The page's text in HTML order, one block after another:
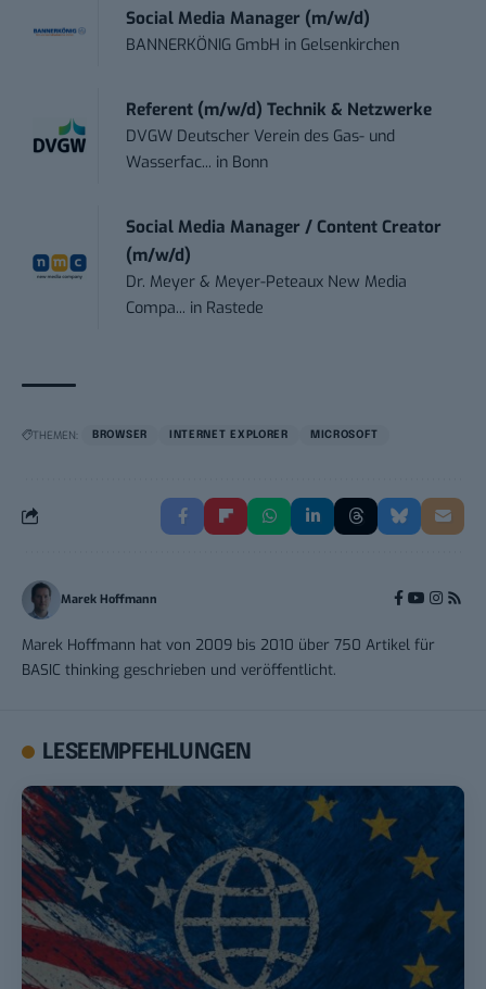
Social Media Manager (m/w/d)
BANNERKÖNIG GmbH in Gelsenkirchen
Referent (m/w/d) Technik & Netzwerke
DVGW Deutscher Verein des Gas- und
Wasserfac... in Bonn
Social Media Manager / Content Creator
(m/w/d)
Dr. Meyer & Meyer-Peteaux New Media
Compa... in Rastede
THEMEN: BROWSER INTERNET EXPLORER MICROSOFT
Marek Hoffmann
Marek Hoffmann hat von 2009 bis 2010 über 750 Artikel für
BASIC thinking geschrieben und veröffentlicht.
LESEEMPFEHLUNGEN